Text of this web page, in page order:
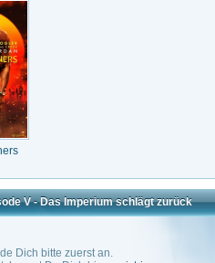
V - Das Imperium schlägt zurück
Dich bitte zuerst an.